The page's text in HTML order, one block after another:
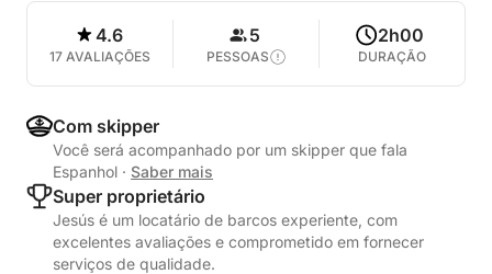
4.6
17 AVALIAÇÕES
5
PESSOAS
2h00
DURAÇÃO
Com skipper
Você será acompanhado por um skipper que fala
Espanhol · Saber mais
Super proprietário
Jesús é um locatário de barcos experiente, com
excelentes avaliações e comprometido em fornecer
serviços de qualidade.